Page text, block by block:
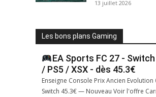
13 juillet 2026
Les bons plans Gaming
EA Sports FC 27 -
/ PS5 / XSX - dès 45.3€
Enseigne Console Prix Ancien
Switch 45.3€ — Nouveau Voir l'offre